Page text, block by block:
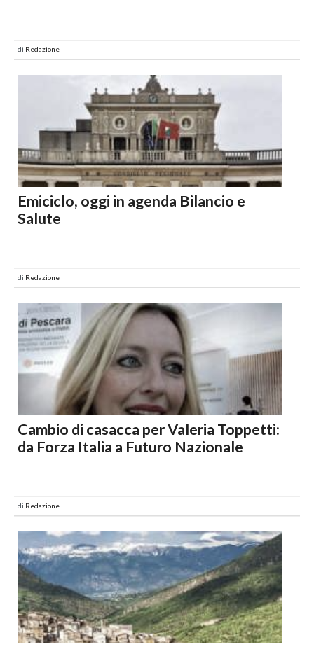
di Redazione
Emiciclo, oggi in agenda Bilancio e
Salute
di Redazione
Cambio di casacca per Valeria Toppetti:
da Forza Italia a Futuro Nazionale
di Redazione